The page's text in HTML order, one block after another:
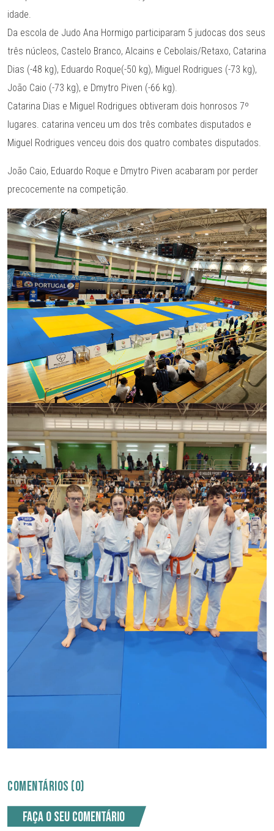
idade.
Da escola de Judo Ana Hormigo participaram 5 judocas dos seus
três núcleos, Castelo Branco, Alcains e Cebolais/Retaxo, Catarina
Dias (-48 kg), Eduardo Roque(-50 kg), Miguel Rodrigues (-73 kg),
João Caio (-73 kg), e Dmytro Piven (-66 kg).
Catarina Dias e Miguel Rodrigues obtiveram dois honrosos 7º
lugares. catarina venceu um dos três combates disputados e
Miguel Rodrigues venceu dois dos quatro combates disputados.
João Caio, Eduardo Roque e Dmytro Piven acabaram por perder
precocemente na competição.
COMENTÁRIOS (0)
Faça o seu comentário